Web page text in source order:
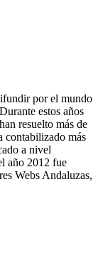
por el mundo
estos años
resuelto más de
contabilizado más
a nivel
año 2012 fue
Webs Andaluzas,